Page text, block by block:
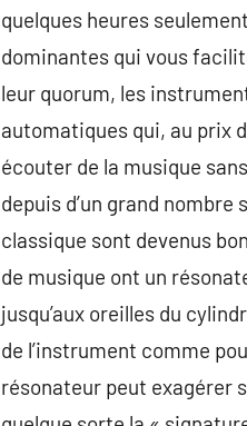
quelques heures
dominantes qui vous
leur quorum, les
automatiques qui, au prix
écouter de la musique
depuis d’un grand nombre
classique sont devenus
de musique ont un
jusqu’aux oreilles du
de l’instrument comme
résonateur peut exagérer